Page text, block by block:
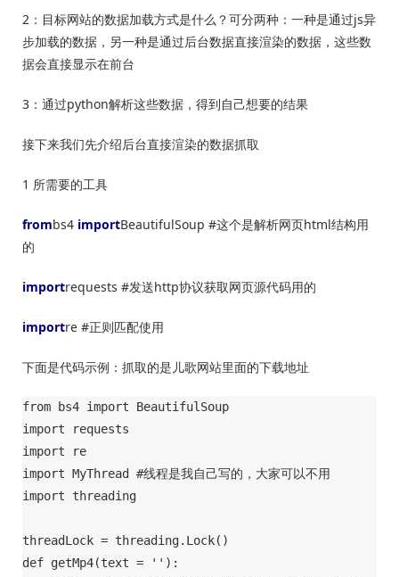
2：目标网站的数据加载方式是什么？可分两种：一种是通过js异
步加载的数据，另一种是通过后台数据直接渲染的数据，这些数
据会直接显示在前台
3：通过python解析这些数据，得到自己想要的结果
接下来我们先介绍后台直接渲染的数据抓取
1 所需要的工具
frombs4 importBeautifulSoup #这个是解析网页html结构用
的
importrequests #发送http协议获取网页源代码用的
importre #正则匹配使用
下面是代码示例：抓取的是儿歌网站里面的下载地址
from bs4 import BeautifulSoup
import requests
import re
import MyThread #线程是我自己写的，大家可以不用
import threading
threadLock = threading.Lock()
def getMp4(text = ''):